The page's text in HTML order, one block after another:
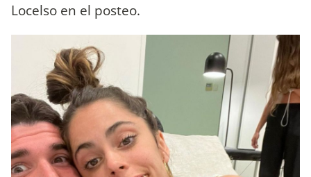
Locelso en el posteo.